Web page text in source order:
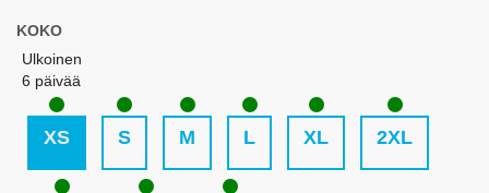
KOKO
Ulkoinen
6 päivää
XS S M L XL 2XL